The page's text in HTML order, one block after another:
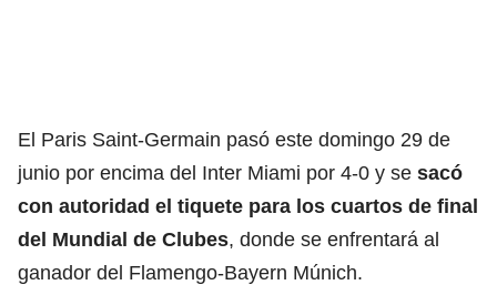
El Paris Saint-Germain pasó este domingo 29 de
junio por encima del Inter Miami por 4-0 y se sacó
con autoridad el tiquete para los cuartos de final
del Mundial de Clubes, donde se enfrentará al
ganador del Flamengo-Bayern Múnich.